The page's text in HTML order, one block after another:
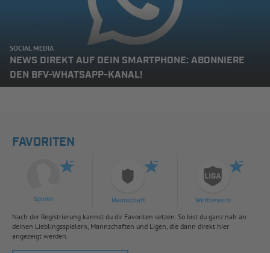
SOCIAL MEDIA
NEWS DIREKT AUF DEIN SMARTPHONE: ABONNIERE
DEN BFV-WHATSAPP-KANAL!
FAVORITEN
Spieler Mannschaft Wettbewerb
Nach der Registrierung kannst du dir Favoriten setzen. So bist du ganz nah an
deinen Lieblingsspielern, Mannschaften und Ligen, die dann direkt hier
angezeigt werden.